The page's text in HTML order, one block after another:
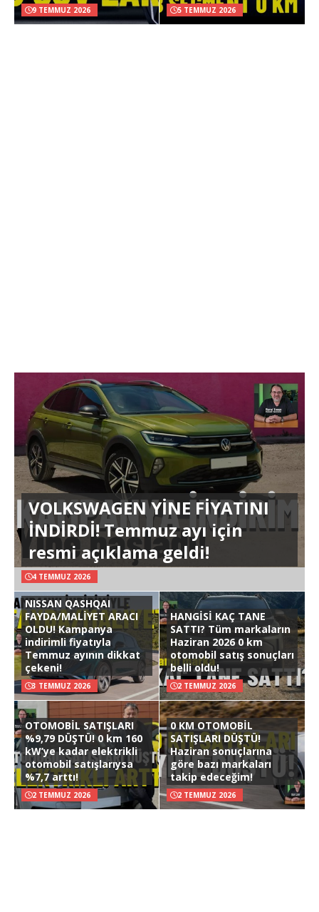
9 TEMMUZ 2026 5 TEMMUZ 2026
VOLKSWAGEN YİNE FİYATINI
İNDİRDİ! Temmuz ayı için
resmi açıklama geldi!
4 TEMMUZ 2026
NISSAN QASHQAI
FAYDA/MALİYET ARACI
OLDU! Kampanya
indirimli fiyatıyla
Temmuz ayının dikkat
çekeni!
3 TEMMUZ 2026
HANGİSİ KAÇ TANE
SATTI? Tüm markaların
Haziran 2026 0 km
otomobil satış sonuçları
belli oldu!
2 TEMMUZ 2026
OTOMOBİL SATIŞLARI
%9,79 DÜŞTÜ! 0 km 160
kW’ye kadar elektrikli
otomobil satışlarıysa
%7,7 arttı!
2 TEMMUZ 2026
0 KM OTOMOBİL
SATIŞLARI DÜŞTÜ!
Haziran sonuçlarına
göre bazı markaları
takip edeceğim!
2 TEMMUZ 2026